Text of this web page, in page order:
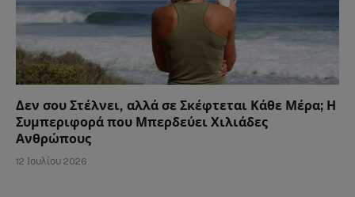
Δεν σου Στέλνει, αλλά σε Σκέφτεται Κάθε Μέρα; Η
Συμπεριφορά που Μπερδεύει Χιλιάδες
Ανθρώπους
12 Ιουλίου 2026